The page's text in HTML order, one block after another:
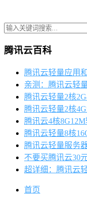
腾讯云百科
腾讯云轻量应用
亲测：腾讯云轻
腾讯云轻量2核
腾讯云轻量2核
腾讯云4核
腾讯云轻量8核
腾讯云轻量服务
不要买腾讯云30
超详细：腾讯云
首页